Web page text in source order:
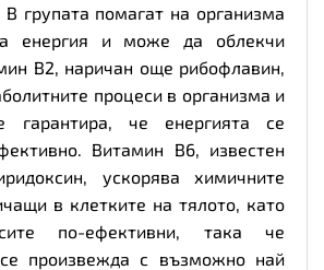
групата помагат на организма
енергия и може да облекчи
В2, наричан още рибофлавин,
процеси в организма и
гарантира, че енергията се
Витамин В6, известен
ускорява химичните
в клетките на тялото, като
по-ефективни, така че
произвежда с възможно най